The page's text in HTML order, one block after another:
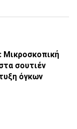
Μικροσκοπική
σουτιέν
όγκων